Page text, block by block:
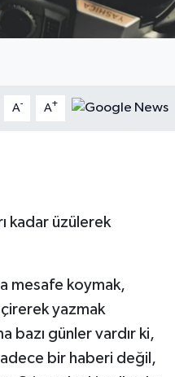
A- A+
kadar üzülerek
mesafe koymak,
yazmak
bazı günler vardır ki,
bir haberi değil,